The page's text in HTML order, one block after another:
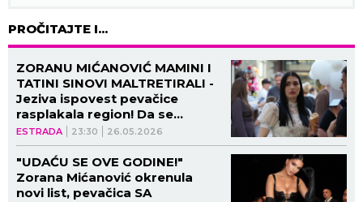
PROČITAJTE I...
ESTRADA 23:30 26.05.2026
ZORANU MIĆANOVIĆ MAMINI I
TATINI SINOVI MALTRETIRALI -
Jeziva ispovest pevačice
rasplakala region! Da se
naježiš!
"UDAĆU SE OVE GODINE!"
Zorana Mićanović okrenula
novi list, pevačica SA